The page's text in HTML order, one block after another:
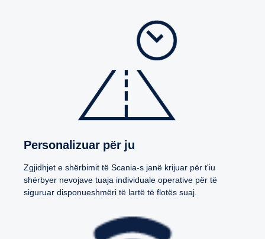
Personalizuar për ju
Zgjidhjet e shërbimit të Scania-s janë krijuar për t'iu
shërbyer nevojave tuaja individuale operative për të
siguruar disponueshmëri të lartë të flotës suaj.